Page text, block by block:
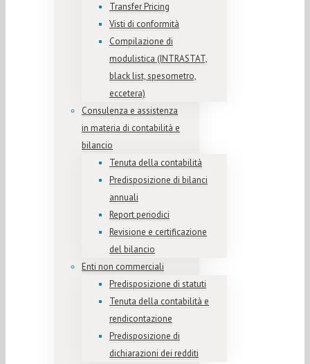
Transfer Pricing
Visti di conformità
Compilazione di
modulistica (INTRASTAT,
black list, spesometro,
eccetera)
Consulenza e assistenza
in materia di contabilità e
bilancio
Tenuta della contabilità
Predisposizione di bilanci
annuali
Report periodici
Revisione e certificazione
del bilancio
Enti non commerciali
Predisposizione di statuti
Tenuta della contabilità e
rendicontazione
Predisposizione di
dichiarazioni dei redditi